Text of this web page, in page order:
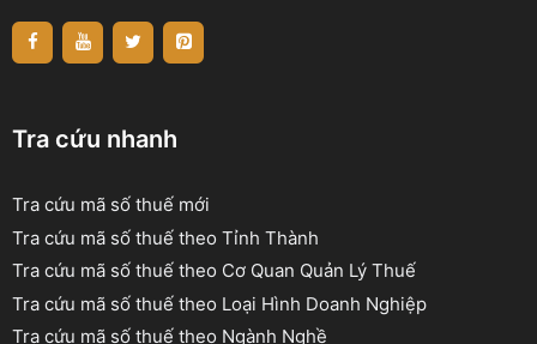
Tra cứu nhanh
Tra cứu mã số thuế mới
Tra cứu mã số thuế theo Tỉnh Thành
Tra cứu mã số thuế theo Cơ Quan Quản Lý Thuế
Tra cứu mã số thuế theo Loại Hình Doanh Nghiệp
Tra cứu mã số thuế theo Ngành Nghề